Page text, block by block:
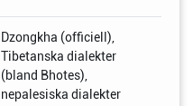
Dzongkha (officiell),
Tibetanska dialekter
(bland Bhotes),
nepalesiska dialekter